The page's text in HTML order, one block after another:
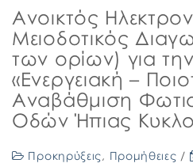
Ανοικτός
Μειοδοτικός
των ορίων) για
«Ενεργειακή –
Αναβάθμιση
Οδών Ήπιας
Προκηρύξεις, Προμήθειες /